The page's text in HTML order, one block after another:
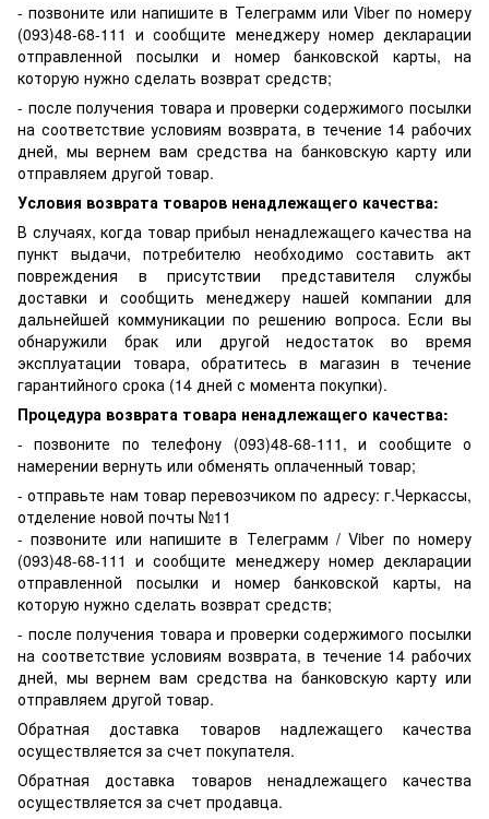
- позвоните или напишите в Телеграмм или Viber по номеру
(093)48-68-111 и сообщите менеджеру номер декларации
отправленной посылки и номер банковской карты, на
которую нужно сделать возврат средств;
- после получения товара и проверки содержимого посылки
на соответствие условиям возврата, в течение 14 рабочих
дней, мы вернем вам средства на банковскую карту или
отправляем другой товар.
Условия возврата товаров ненадлежащего качества:
В случаях, когда товар прибыл ненадлежащего качества на
пункт выдачи, потребителю необходимо составить акт
повреждения в присутствии представителя службы
доставки и сообщить менеджеру нашей компании для
дальнейшей коммуникации по решению вопроса. Если вы
обнаружили брак или другой недостаток во время
эксплуатации товара, обратитесь в магазин в течение
гарантийного срока (14 дней с момента покупки).
Процедура возврата товара ненадлежащего качества:
- позвоните по телефону (093)48-68-111, и сообщите о
намерении вернуть или обменять оплаченный товар;
- отправьте нам товар перевозчиком по адресу: г.Черкассы,
отделение новой почты №11
- позвоните или напишите в Телеграмм / Viber по номеру
(093)48-68-111 и сообщите менеджеру номер декларации
отправленной посылки и номер банковской карты, на
которую нужно сделать возврат средств;
- после получения товара и проверки содержимого посылки
на соответствие условиям возврата, в течение 14 рабочих
дней, мы вернем вам средства на банковскую карту или
отправляем другой товар.
Обратная доставка товаров надлежащего качества
осуществляется за счет покупателя.
Обратная доставка товаров ненадлежащего качества
осуществляется за счет продавца.